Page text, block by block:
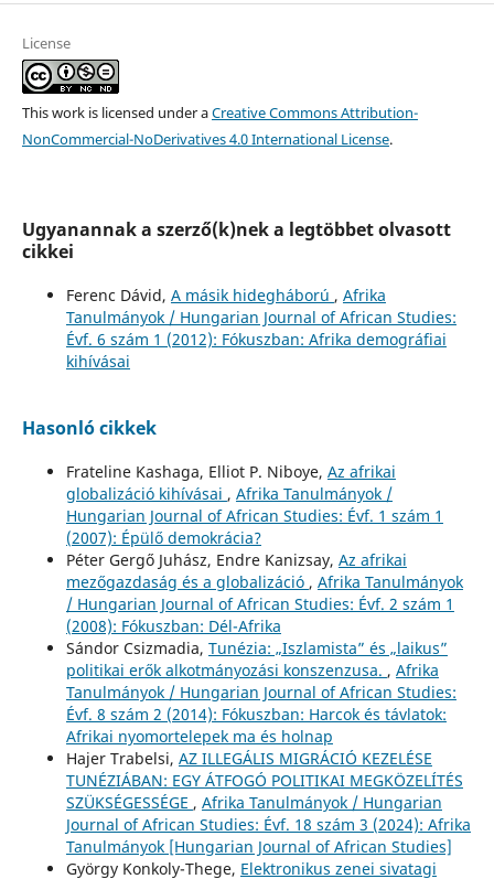
License
This work is licensed under aCreative Commons Attribution-
NonCommercial-NoDerivatives 4.0 International License.
Ugyanannak a szerző(k)nek a legtöbbet olvasott
cikkei
Ferenc Dávid, A másik hidegháború , Afrika
Tanulmányok / Hungarian Journal of African Studies:
Évf. 6 szám 1 (2012): Fókuszban: Afrika demográfiai
kihívásai
Hasonló cikkek
Frateline Kashaga, Elliot P. Niboye, Az afrikai
globalizáció kihívásai , Afrika Tanulmányok /
Hungarian Journal of African Studies: Évf. 1 szám 1
(2007): Épülő demokrácia?
Péter Gergő Juhász, Endre Kanizsay, Az afrikai
mezőgazdaság és a globalizáció , Afrika Tanulmányok
/ Hungarian Journal of African Studies: Évf. 2 szám 1
(2008): Fókuszban: Dél-Afrika
Sándor Csizmadia, Tunézia: „Iszlamista” és „laikus”
politikai erők alkotmányozási konszenzusa. , Afrika
Tanulmányok / Hungarian Journal of African Studies:
Évf. 8 szám 2 (2014): Fókuszban: Harcok és távlatok:
Afrikai nyomortelepek ma és holnap
Hajer Trabelsi, AZ ILLEGÁLIS MIGRÁCIÓ KEZELÉSE
TUNÉZIÁBAN: EGY ÁTFOGÓ POLITIKAI MEGKÖZELÍTÉS
SZÜKSÉGESSÉGE , Afrika Tanulmányok / Hungarian
Journal of African Studies: Évf. 18 szám 3 (2024): Afrika
Tanulmányok [Hungarian Journal of African Studies]
György Konkoly-Thege, Elektronikus zenei sivatagi